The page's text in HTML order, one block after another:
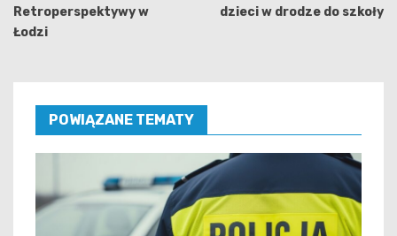
Retroperspektywy w
Łodzi
dzieci w drodze do szkoły
POWIĄZANE TEMATY